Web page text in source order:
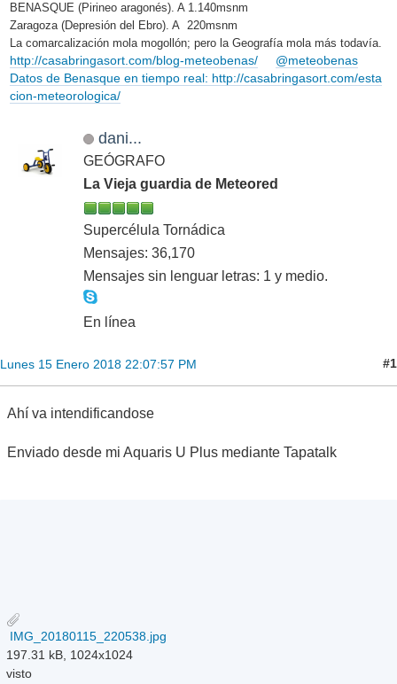
BENASQUE (Pirineo aragonés). A 1.140msnm
Zaragoza (Depresión del Ebro). A 220msnm
La comarcalización mola mogollón; pero la Geografía mola más todavía.
http://casabringasort.com/blog-meteobenas/
@meteobenas
Datos de Benasque en tiempo real: http://casabringasort.com/esta
cion-meteorologica/
dani...
GEÓGRAFO
La Vieja guardia de Meteored
Supercélula Tornádica
Mensajes: 36,170
Mensajes sin lenguar letras: 1 y medio.
En línea
Lunes 15 Enero 2018 22:07:57 PM #1
Ahí va intendificandose
Enviado desde mi Aquaris U Plus mediante Tapatalk
IMG_20180115_220538.jpg
197.31 kB, 1024x1024
visto